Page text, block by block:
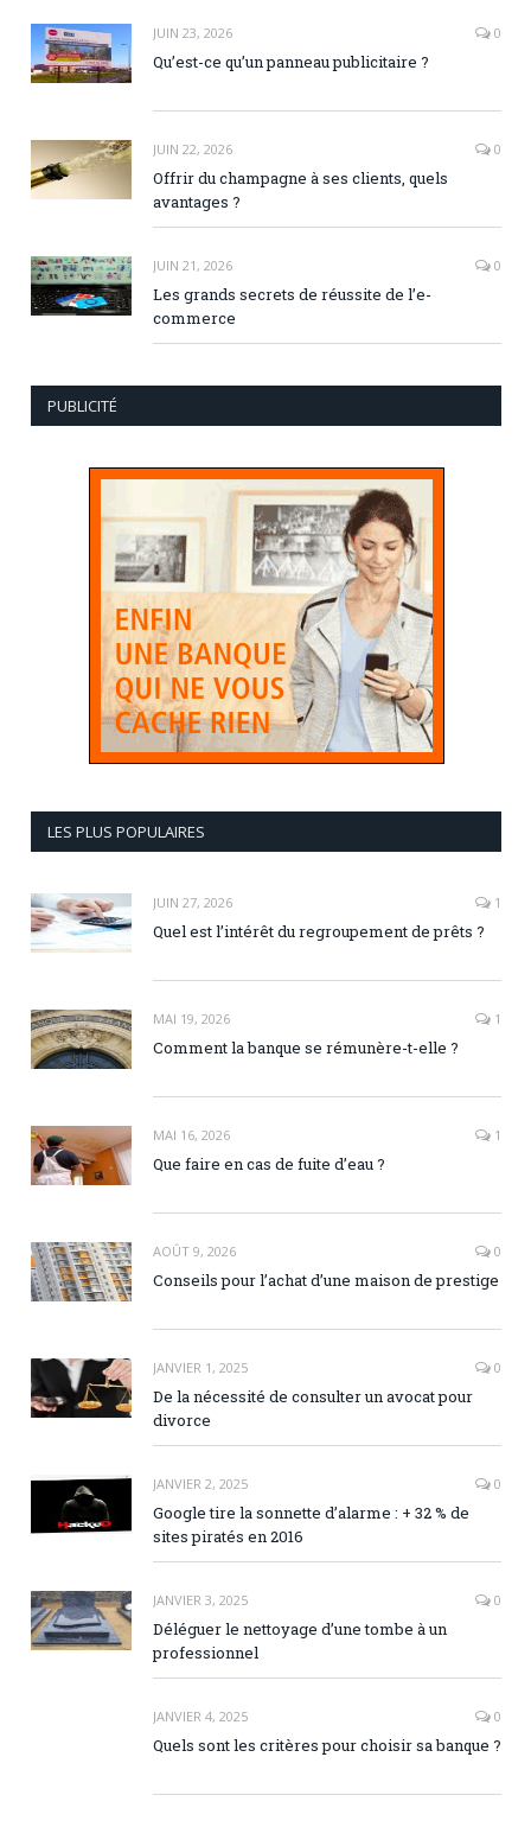
JUIN 23, 2026 0
Qu’est-ce qu’un panneau publicitaire ?
JUIN 22, 2026 0
Offrir du champagne à ses clients, quels
avantages ?
JUIN 21, 2026 0
Les grands secrets de réussite de l’e-
commerce
PUBLICITÉ
LES PLUS POPULAIRES
JUIN 27, 2026 1
Quel est l’intérêt du regroupement de prêts ?
MAI 19, 2026 1
Comment la banque se rémunère-t-elle ?
MAI 16, 2026 1
Que faire en cas de fuite d’eau ?
AOÛT 9, 2026 0
Conseils pour l’achat d’une maison de prestige
JANVIER 1, 2025 0
De la nécessité de consulter un avocat pour
divorce
JANVIER 2, 2025 0
Google tire la sonnette d’alarme : + 32 % de
sites piratés en 2016
JANVIER 3, 2025 0
Déléguer le nettoyage d’une tombe à un
professionnel
JANVIER 4, 2025 0
Quels sont les critères pour choisir sa banque ?